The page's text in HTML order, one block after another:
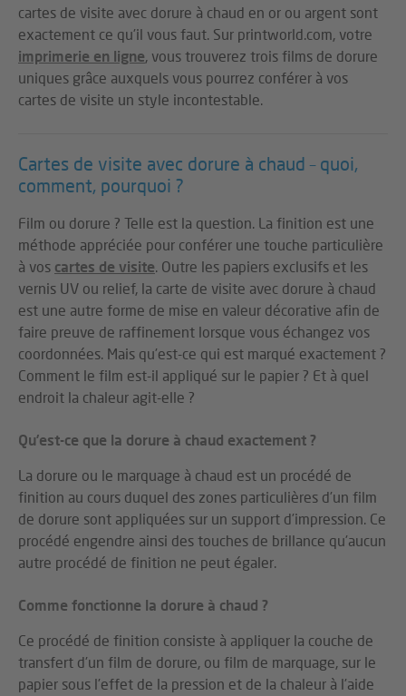
cartes de visite avec dorure à chaud en or ou argent sont
exactement ce qu’il vous faut. Sur printworld.com, votre
imprimerie en ligne, vous trouverez trois films de dorure
uniques grâce auxquels vous pourrez conférer à vos
cartes de visite un style incontestable.
Cartes de visite avec dorure à chaud – quoi,
comment, pourquoi ?
Film ou dorure ? Telle est la question. La finition est une
méthode appréciée pour conférer une touche particulière
à vos cartes de visite. Outre les papiers exclusifs et les
vernis UV ou relief, la carte de visite avec dorure à chaud
est une autre forme de mise en valeur décorative afin de
faire preuve de raffinement lorsque vous échangez vos
coordonnées. Mais qu’est-ce qui est marqué exactement ?
Comment le film est-il appliqué sur le papier ? Et à quel
endroit la chaleur agit-elle ?
Qu’est-ce que la dorure à chaud exactement ?
La dorure ou le marquage à chaud est un procédé de
finition au cours duquel des zones particulières d’un film
de dorure sont appliquées sur un support d’impression. Ce
procédé engendre ainsi des touches de brillance qu’aucun
autre procédé de finition ne peut égaler.
Comme fonctionne la dorure à chaud ?
Ce procédé de finition consiste à appliquer la couche de
transfert d’un film de dorure, ou film de marquage, sur le
papier sous l’effet de la pression et de la chaleur à l’aide